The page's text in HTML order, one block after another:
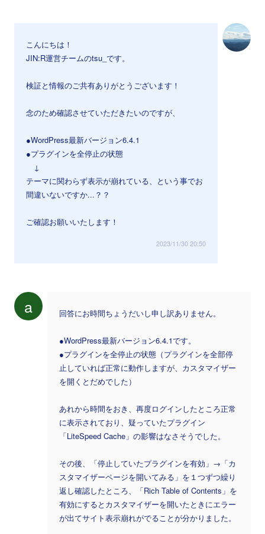
こんにちは！
JIN:R運営チームのtsu_です。
検証と情報のご共有ありがとうございます！
念のため確認させていただきたいのですが、
●WordPress最新バージョン6.4.1
●プラグインを全停止の状態
↓
テーマに関わらず表示が崩れている、という事でお
間違いないですか...？？
ご確認お願いいたします！
2023/11/30 20:50
a 回答にお時間ちょうだいし申し訳ありません。
●WordPress最新バージョン6.4.1です。
●プラグインを全停止の状態（プラグインを全部停
止していれば正常に動作しますが、カスタマイザー
を開くとだめでした）
あれから時間をおき、再度ログインしたところ正常
に表示されており、疑っていたプラグイン
「LiteSpeed Cache」の影響はなさそうでした。
その後、「停止していたプラグインを有効」→「カ
スタマイザーページを開いてみる」を１つずつ繰り
返し確認したところ、「Rich Table of Contents」を
有効にするとカスタマイザーを開いたときにエラー
が出てサイト表示崩れがでることが分かりました。